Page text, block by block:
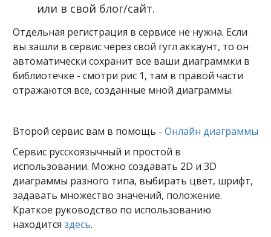
или в свой блог/сайт.
Отдельная регистрация в сервисе не нужна. Если
вы зашли в сервис через свой гугл аккаунт, то он
автоматически сохранит все ваши диаграммки в
библиотечке - смотри рис 1, там в правой части
отражаются все, созданные мной диаграммы.
Второй сервис вам в помощь - Онлайн диаграммы
Сервис русскоязычный и простой в
использовании. Можно создавать 2D и 3D
диаграммы разного типа, выбирать цвет, шрифт,
задавать множество значений, положение.
Краткое руководство по использованию
находится здесь.